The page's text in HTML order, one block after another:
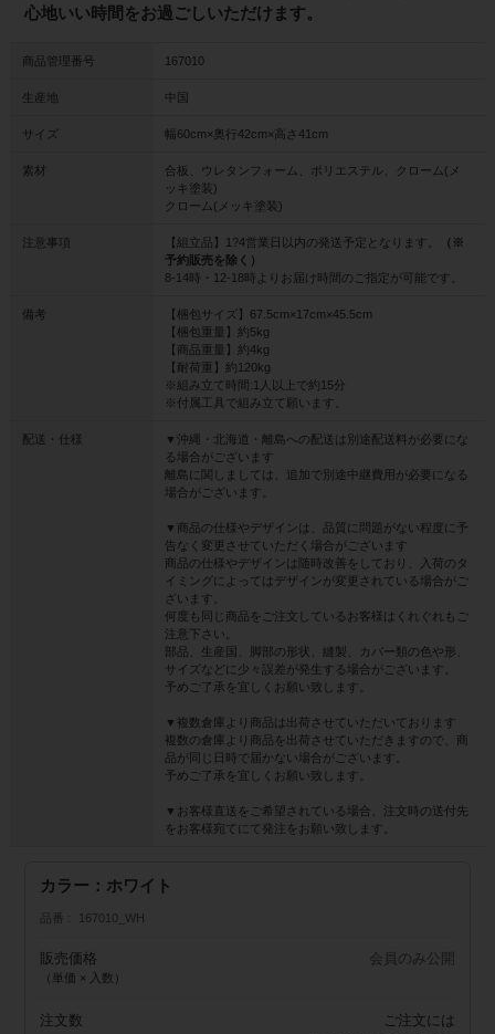
心地いい時間をお過ごしいただけます。
商品管理番号 167010
生産地 中国
サイズ 幅60cm×奥行42cm×高さ41cm
素材
合板、ウレタンフォーム、ポリエステル、クローム(メ
ッキ塗装)
クローム(メッキ塗装)
注意事項 【組立品】1?4営業日以内の発送予定となります。
（※
予約販売を除く）
8-14時・12-18時よりお届け時間のご指定が可能です。
備考
【梱包サイズ】67.5cm×17cm×45.5cm
【梱包重量】約5kg
【商品重量】約4kg
【耐荷重】約120kg
※組み立て時間:1人以上で約15分
※付属工具で組み立て願います。
配送・仕様
▼沖縄・北海道・離島への配送は別途配送料が必要にな
る場合がございます
離島に関しましては、追加で別途中継費用が必要になる
場合がございます。
▼商品の仕様やデザインは、品質に問題がない程度に予
告なく変更させていただく場合がございます
商品の仕様やデザインは随時改善をしており、入荷のタ
イミングによってはデザインが変更されている場合がご
ざいます。
何度も同じ商品をご注文しているお客様はくれぐれもご
注意下さい。
部品、生産国、脚部の形状、縫製、カバー類の色や形、
サイズなどに少々誤差が発生する場合がございます。
予めご了承を宜しくお願い致します。
▼複数倉庫より商品は出荷させていただいております
複数の倉庫より商品を出荷させていただきますので、商
品が同じ日時で届かない場合がございます。
予めご了承を宜しくお願い致します。
▼お客様直送をご希望されている場合、注文時の送付先
をお客様宛てにて発注をお願い致します。
カラー：ホワイト
品番 167010_WH
販売価格
（単価 × 入数）
会員のみ公開
注文数
ご注文には